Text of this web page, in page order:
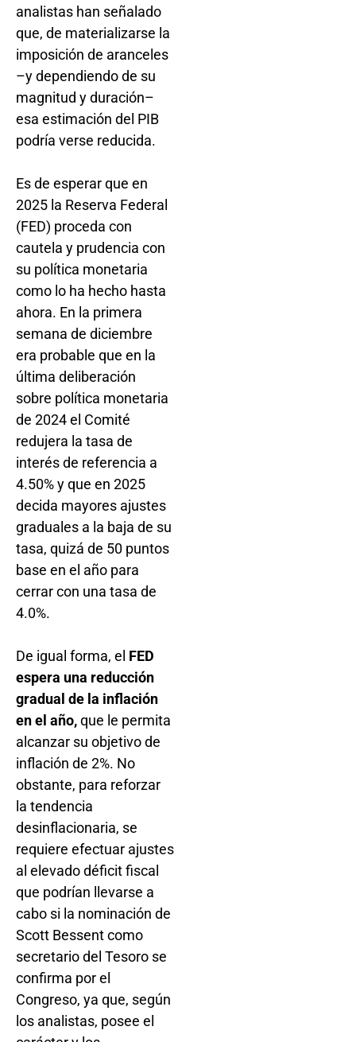
analistas han señalado
que, de materializarse la
imposición de aranceles
–y dependiendo de su
magnitud y duración–
esa estimación del PIB
podría verse reducida.
Es de esperar que en
2025 la Reserva Federal
(FED) proceda con
cautela y prudencia con
su política monetaria
como lo ha hecho hasta
ahora. En la primera
semana de diciembre
era probable que en la
última deliberación
sobre política monetaria
de 2024 el Comité
redujera la tasa de
interés de referencia a
4.50% y que en 2025
decida mayores ajustes
graduales a la baja de su
tasa, quizá de 50 puntos
base en el año para
cerrar con una tasa de
4.0%.
De igual forma, el FED
espera una reducción
gradual de la inflación
en el año,que le permita
alcanzar su objetivo de
inflación de 2%. No
obstante, para reforzar
la tendencia
desinflacionaria, se
requiere efectuar ajustes
al elevado déficit fiscal
que podrían llevarse a
cabo si la nominación de
Scott Bessent como
secretario del Tesoro se
confirma por el
Congreso, ya que, según
los analistas, posee el